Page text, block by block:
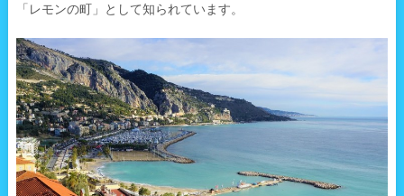
「レモンの町」として知られています。